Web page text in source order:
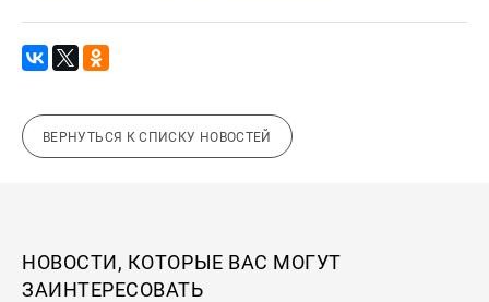
ВЕРНУТЬСЯ К СПИСКУ НОВОСТЕЙ
НОВОСТИ, КОТОРЫЕ ВАС МОГУТ
ЗАИНТЕРЕСОВАТЬ